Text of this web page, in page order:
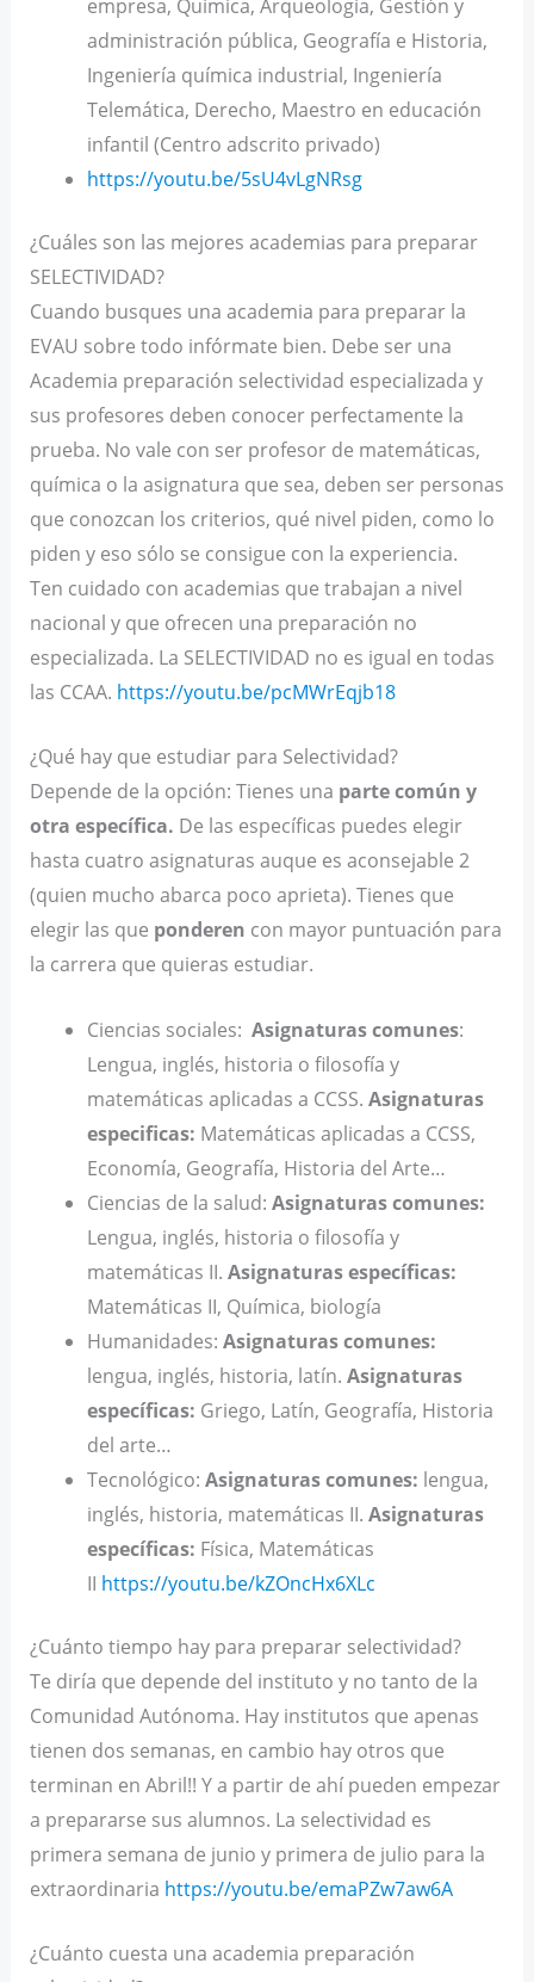
empresa, Química, Arqueología, Gestión y
administración pública, Geografía e Historia,
Ingeniería química industrial, Ingeniería
Telemática, Derecho, Maestro en educación
infantil (Centro adscrito privado)
https://youtu.be/5sU4vLgNRsg
¿Cuáles son las mejores academias para preparar
SELECTIVIDAD?
Cuando busques una academia para preparar la
EVAU sobre todo infórmate bien. Debe ser una
Academia preparación selectividad especializada y
sus profesores deben conocer perfectamente la
prueba. No vale con ser profesor de matemáticas,
química o la asignatura que sea, deben ser personas
que conozcan los criterios, qué nivel piden, como lo
piden y eso sólo se consigue con la experiencia.
Ten cuidado con academias que trabajan a nivel
nacional y que ofrecen una preparación no
especializada. La SELECTIVIDAD no es igual en todas
las CCAA. https://youtu.be/pcMWrEqjb18
¿Qué hay que estudiar para Selectividad?
Depende de la opción: Tienes una parte común y
otra específica. De las específicas puedes elegir
hasta cuatro asignaturas auque es aconsejable 2
(quien mucho abarca poco aprieta). Tienes que
elegir las que ponderen con mayor puntuación para
la carrera que quieras estudiar.
Ciencias sociales: Asignaturas comunes:
Lengua, inglés, historia o filosofía y
matemáticas aplicadas a CCSS. Asignaturas
especificas: Matemáticas aplicadas a CCSS,
Economía, Geografía, Historia del Arte…
Ciencias de la salud: Asignaturas comunes:
Lengua, inglés, historia o filosofía y
matemáticas II. Asignaturas específicas:
Matemáticas II, Química, biología
Humanidades: Asignaturas comunes:
lengua, inglés, historia, latín. Asignaturas
específicas: Griego, Latín, Geografía, Historia
del arte…
Tecnológico: Asignaturas comunes: lengua,
inglés, historia, matemáticas II. Asignaturas
específicas: Física, Matemáticas
II https://youtu.be/kZOncHx6XLc
¿Cuánto tiempo hay para preparar selectividad?
Te diría que depende del instituto y no tanto de la
Comunidad Autónoma. Hay institutos que apenas
tienen dos semanas, en cambio hay otros que
terminan en Abril!! Y a partir de ahí pueden empezar
a prepararse sus alumnos. La selectividad es
primera semana de junio y primera de julio para la
extraordinaria https://youtu.be/emaPZw7aw6A
¿Cuánto cuesta una academia preparación